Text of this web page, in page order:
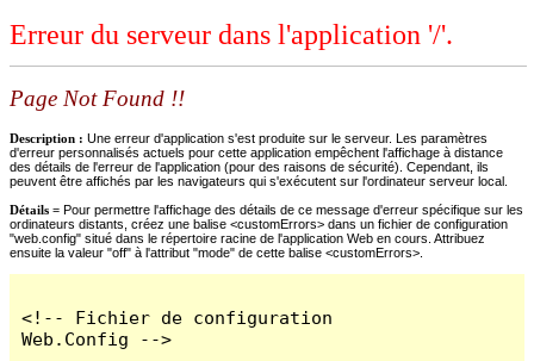
Erreur du serveur dans l'application '/'.
Page Not Found !!
Description : Une erreur d'application s'est produite sur le serveur. Les paramètres
d'erreur personnalisés actuels pour cette application empêchent l'affichage à distance
des détails de l'erreur de l'application (pour des raisons de sécurité). Cependant, ils
peuvent être affichés par les navigateurs qui s'exécutent sur l'ordinateur serveur local.
Détails = Pour permettre l'affichage des détails de ce message d'erreur spécifique sur les
ordinateurs distants, créez une balise <customErrors> dans un fichier de configuration
"web.config" situé dans le répertoire racine de l'application Web en cours. Attribuez
ensuite la valeur "off" à l'attribut "mode" de cette balise <customErrors>.
<!-- Fichier de configuration
Web.Config -->